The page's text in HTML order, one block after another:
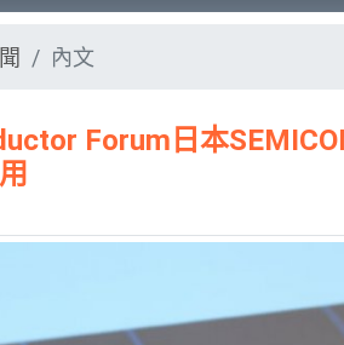
內文
Forum日本